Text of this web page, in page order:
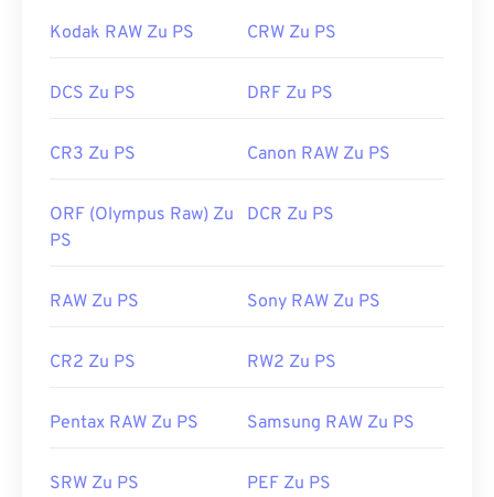
Kodak RAW Zu PS CRW Zu PS
DCS Zu PS DRF Zu PS
CR3 Zu PS Canon RAW Zu PS
ORF (Olympus Raw) Zu
PS
DCR Zu PS
RAW Zu PS Sony RAW Zu PS
CR2 Zu PS RW2 Zu PS
Pentax RAW Zu PS Samsung RAW Zu PS
SRW Zu PS PEF Zu PS